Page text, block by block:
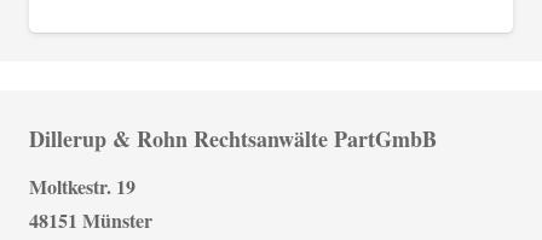
Dillerup & Rohn Rechtsanwälte PartGmbB
Moltkestr. 19
48151 Münster